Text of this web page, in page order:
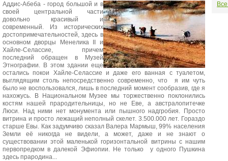
Аддис-Абеба - город большой и в
своей центральной части
довольно красивый и
современный. Из исторических
достопримечательностей, здесь в
основном дворцы Менелика II и
Хайле-Селассие, причем
последний обращен в Музей
Этнографии. В этом здании еще
остались покои Хайле-Селассие и даже его ванная с туалетом,
выглядящим столь непосредственно современно, что я им чуть
было не воспользовался, лишь в последний момент сообразив, где я
нахожусь. В Национальном Музее мы торжественно поклонились
костям нашей прародительницы, но не Еве, а австралопитечке
Люси. Над ними нет монумента или пышного надгробия. Просто
витрина и просто лежащий неполный скелет. 3.500.000 лет. Гораздо
старше Евы. Как задумчиво сказал Валера Мармыш, 99% населения
Земли её никогда не видели, а может, даже и не знают о
существовании этой маленькой горизонтальной витрины с нашим
первопредком в далекой Эфиопии. Не только у одного Пушкина
здесь прародина...